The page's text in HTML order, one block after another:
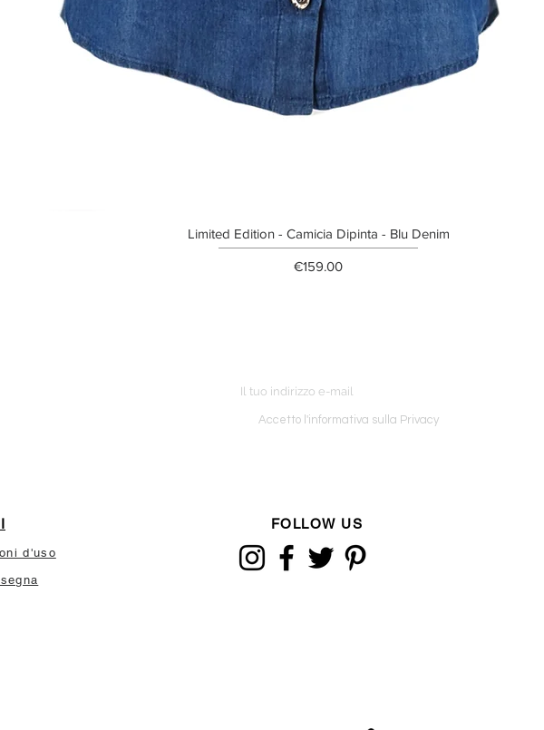
Limited Edition - Camicia Dipinta - Blu Denim
Price
€159.00
Accetto l'informativa sulla Privacy
d'uso
FOLLOW US